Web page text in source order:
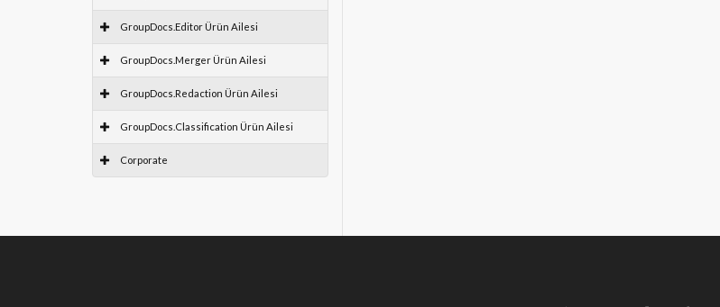
GroupDocs.Editor Ürün Ailesi
GroupDocs.Merger Ürün Ailesi
GroupDocs.Redaction Ürün Ailesi
GroupDocs.Classification Ürün Ailesi
Corporate